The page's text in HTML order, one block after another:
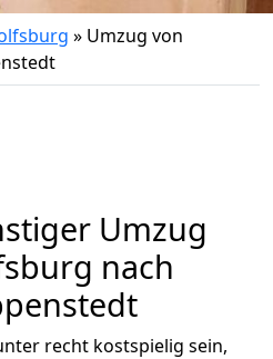
» Umzug von
Umzug
nach
recht kostspielig sein,